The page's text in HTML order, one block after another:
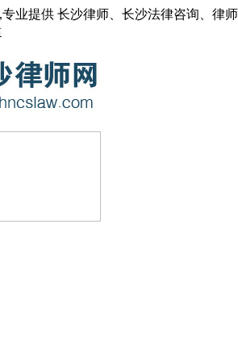
业提供 长沙律师、长沙法律咨询、律